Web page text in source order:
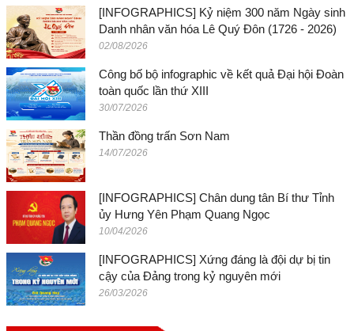
[INFOGRAPHICS] Kỷ niệm 300 năm Ngày sinh
Danh nhân văn hóa Lê Quý Đôn (1726 - 2026)
02/08/2026
Công bố bộ infographic về kết quả Đại hội Đoàn
toàn quốc lần thứ XIII
30/07/2026
Thần đồng trấn Sơn Nam
14/07/2026
[INFOGRAPHICS] Chân dung tân Bí thư Tỉnh
ủy Hưng Yên Phạm Quang Ngọc
10/04/2026
[INFOGRAPHICS] Xứng đáng là đội dự bị tin
cậy của Đảng trong kỷ nguyên mới
26/03/2026